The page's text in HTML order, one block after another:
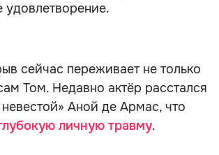
удовлетворение.
сейчас переживает не только
Том. Недавно актёр расстался
Аной де Армас, что
личную травму.